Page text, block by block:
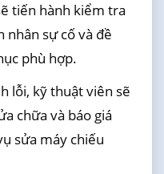
tiến hành kiểm tra
nhân sự cố và đề
phù hợp.
lỗi, kỹ thuật viên sẽ
chữa và báo giá
sửa máy chiếu